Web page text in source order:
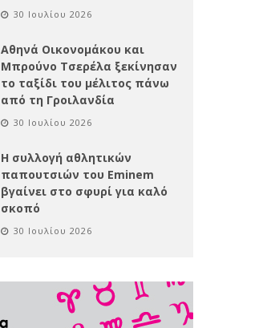
30 Ιουλίου 2026
Αθηνά Οικονομάκου και
Μπρούνο Τσερέλα ξεκίνησαν
το ταξίδι του μέλιτος πάνω
από τη Γροιλανδία
30 Ιουλίου 2026
Η συλλογή αθλητικών
παπουτσιών του Eminem
βγαίνει στο σφυρί για καλό
σκοπό
30 Ιουλίου 2026